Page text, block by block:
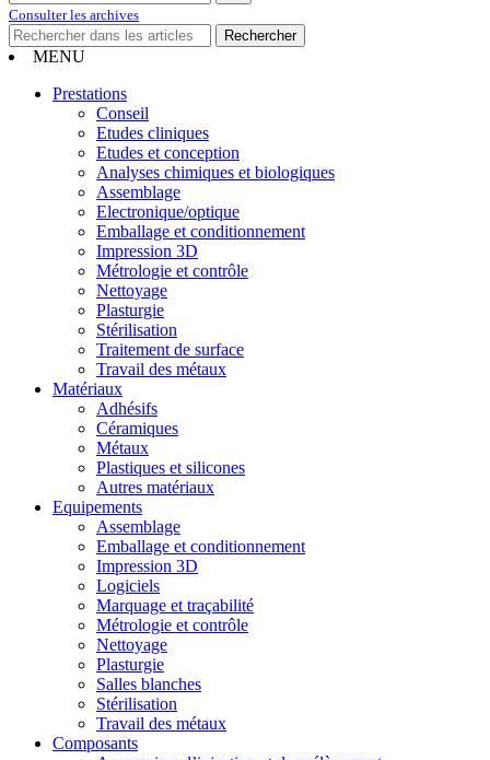
Consulter les archives
MENU
Prestations
Conseil
Etudes cliniques
Etudes et conception
Analyses chimiques et biologiques
Assemblage
Electronique/optique
Emballage et conditionnement
Impression 3D
Métrologie et contrôle
Nettoyage
Plasturgie
Stérilisation
Traitement de surface
Travail des métaux
Matériaux
Adhésifs
Céramiques
Métaux
Plastiques et silicones
Autres matériaux
Equipements
Assemblage
Emballage et conditionnement
Impression 3D
Logiciels
Marquage et traçabilité
Métrologie et contrôle
Nettoyage
Plasturgie
Salles blanches
Stérilisation
Travail des métaux
Composants